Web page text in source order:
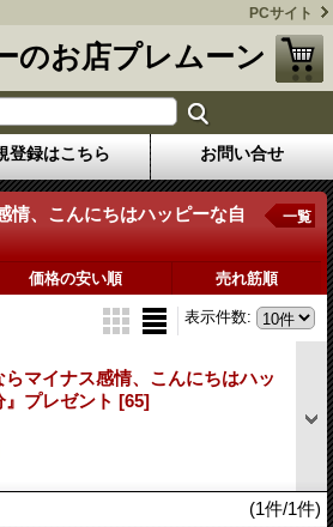
PCサイト
のお店プレムーン
登録はこちら お問い合せ
情、こんにちはハッピーな自
一覧
価格の安い順 売れ筋順
表示件数:
らマイナス感情、こんにちはハッ
』プレゼント [65]
(1件/1件)